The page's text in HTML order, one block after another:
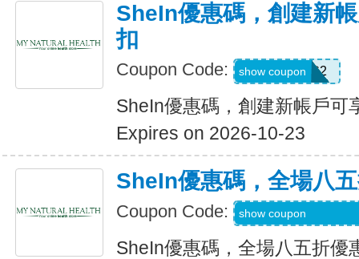
SheIn優惠碼，創建新
扣
Coupon Code: SWHC2
show coupon
SheIn優惠碼，創建新帳戶可
Expires on 2026-10-23
SheIn優惠碼，全場八
Coupon Code: show coupon
SheIn優惠碼，全場八五折優